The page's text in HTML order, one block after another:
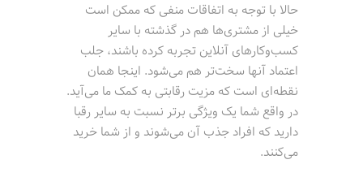
حالا با توجه به اتفاقات منفی که ممکن است
خیلی از مشتری‌ها هم در گذشته با سایر
کسب‌وکارهای آنلاین تجربه کرده باشند، جلب
اعتماد آنها سخت‌تر هم می‌شود. اینجا همان
نقطه‌ای است که مزیت رقابتی به کمک ما می‌آید.
در واقع شما یک ویژگی برتر نسبت به سایر رقبا
دارید که افراد جذب آن می‌شوند و از شما خرید
می‌کنند.